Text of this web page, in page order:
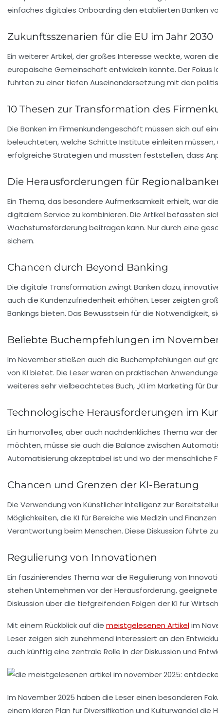
einfaches digitales Onboarding den etablierten Banken
Zukunftsszenarien für die EU im Jahr 2030
Ein weiterer Artikel, der großes Interesse weckte, waren
europäische Gemeinschaft entwickeln könnte. Der
führten zu einer tiefen Auseinandersetzung mit den
10 Thesen zur Transformation des
Die Banken im Firmenkundengeschäft müssen sich auf
beleuchteten, welche Schritte Institute einleiten müssen,
erfolgreiche Strategien und mussten feststellen, dass
Die Herausforderungen für
Ein Thema, das besondere Aufmerksamkeit erhielt, war
digitalem Service zu kombinieren. Die Artikel befassten
Wachstumsförderung beitragen kann. Nur durch eine
sichern.
Chancen durch Beyond Banking
Die digitale Transformation zwingt Banken dazu,
auch die Kundenzufriedenheit erhöhen. Leser zeigten
Bankings bieten. Das Bewusstsein für die
Beliebte Buchempfehlungen im
Im November stießen auch die Buchempfehlungen auf
von KI bietet. Die Leser waren an praktischen
weiteres sehr vielbeachtetes Buch, „KI im Marketing für
Technologische Herausforderungen im
Ein humorvolles, aber auch nachdenkliches Thema war
möchten, müsse sie auch die Balance zwischen
Automatisierung akzeptabel ist und wo der menschliche
Chancen und Grenzen der KI-Beratung
Die Verwendung von Künstlicher Intelligenz zur
Möglichkeiten, die KI für Bereiche wie Medizin und
Verantwortung beim Menschen. Diese Diskussion führte
Regulierung von Innovationen
Ein faszinierendes Thema war die Regulierung von
stehen Unternehmen vor der Herausforderung,
Diskussion über die tiefgreifenden Folgen der KI für
Mit einem Rückblick auf die meistgelesenen Artikelim
Leser zeigen sich zunehmend interessiert an den
auch künftig eine zentrale Rolle in der Diskussion und
Im November 2025 haben die Leser einen besonderen
einem klaren Plan fürDiversifikation und Kulturwandel die